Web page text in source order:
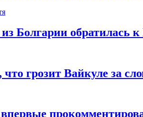
Болгарии обратилась
что грозит Вайкуле за